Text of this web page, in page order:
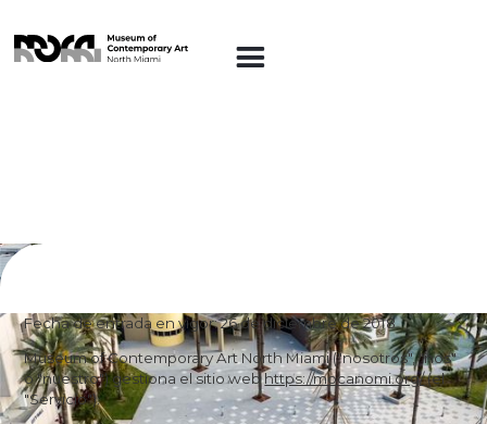
Fecha de entrada en vigor: 26 de diciembre de 2018
Museum of Contemporary Art North Miami ("nosotros", "nos"
o "nuestro") gestiona el sitio webhttps://mocanomi.org/(el
"Servicio").